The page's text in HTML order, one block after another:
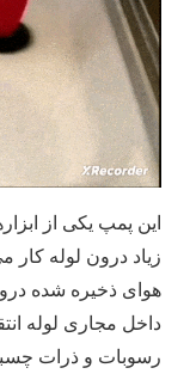
این پمپ یکی از
زیاد درون لوله کار
هوای ذخیره شده
داخل مجاری لوله
رسوبات و ذرات